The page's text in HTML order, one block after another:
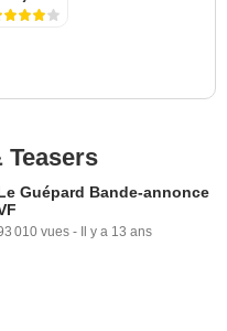
Teasers
Guépard Bande-annonce
010 vues - Il y a 13 ans